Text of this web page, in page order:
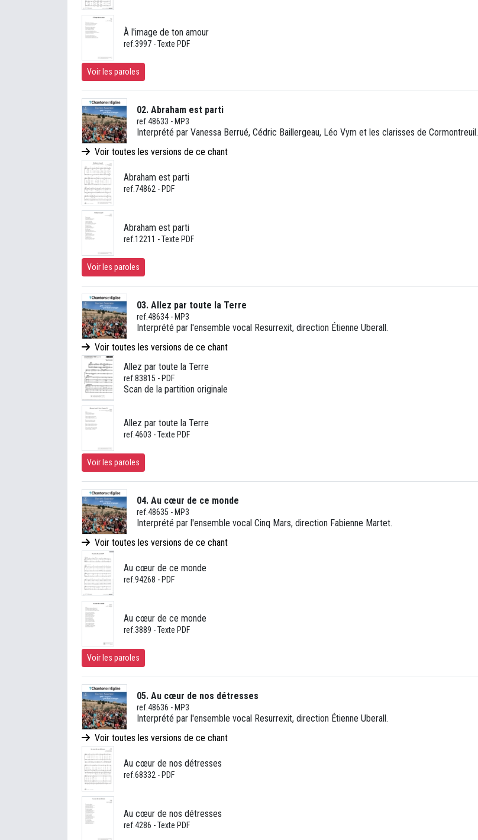
À l'image de ton amour
ref.3997 - Texte PDF
Voir les paroles
02. Abraham est parti
ref.48633 - MP3
Interprété par Vanessa Berrué, Cédric Baillergeau, Léo Vym et les clarisses de Cormontreuil.
Voir toutes les versions de ce chant
Abraham est parti
ref.74862 - PDF
Abraham est parti
ref.12211 - Texte PDF
Voir les paroles
03. Allez par toute la Terre
ref.48634 - MP3
Interprété par l'ensemble vocal Resurrexit, direction Étienne Uberall.
Voir toutes les versions de ce chant
Allez par toute la Terre
ref.83815 - PDF
Scan de la partition originale
Allez par toute la Terre
ref.4603 - Texte PDF
Voir les paroles
04. Au cœur de ce monde
ref.48635 - MP3
Interprété par l'ensemble vocal Cinq Mars, direction Fabienne Martet.
Voir toutes les versions de ce chant
Au cœur de ce monde
ref.94268 - PDF
Au cœur de ce monde
ref.3889 - Texte PDF
Voir les paroles
05. Au cœur de nos détresses
ref.48636 - MP3
Interprété par l'ensemble vocal Resurrexit, direction Étienne Uberall.
Voir toutes les versions de ce chant
Au cœur de nos détresses
ref.68332 - PDF
Au cœur de nos détresses
ref.4286 - Texte PDF